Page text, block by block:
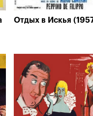
Отдых в Искья